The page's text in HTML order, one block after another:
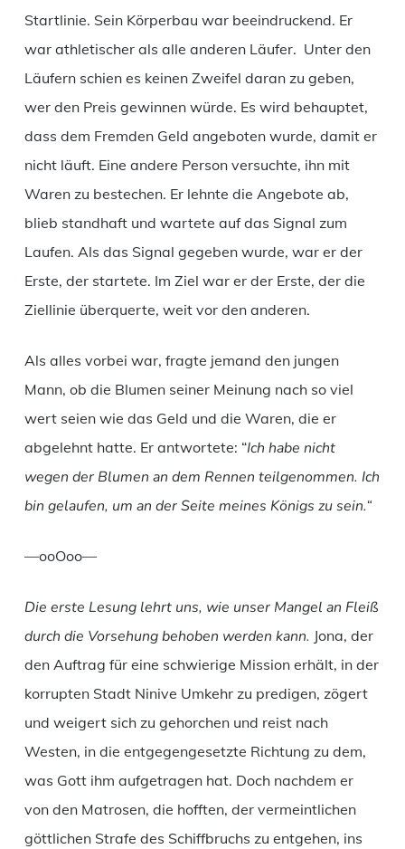
Startlinie. Sein Körperbau war beeindruckend. Er
war athletischer als alle anderen Läufer. Unter den
Läufern schien es keinen Zweifel daran zu geben,
wer den Preis gewinnen würde. Es wird behauptet,
dass dem Fremden Geld angeboten wurde, damit er
nicht läuft. Eine andere Person versuchte, ihn mit
Waren zu bestechen. Er lehnte die Angebote ab,
blieb standhaft und wartete auf das Signal zum
Laufen. Als das Signal gegeben wurde, war er der
Erste, der startete. Im Ziel war er der Erste, der die
Ziellinie überquerte, weit vor den anderen.
Als alles vorbei war, fragte jemand den jungen
Mann, ob die Blumen seiner Meinung nach so viel
wert seien wie das Geld und die Waren, die er
abgelehnt hatte. Er antwortete: “Ich habe nicht
wegen der Blumen an dem Rennen teilgenommen. Ich
bin gelaufen, um an der Seite meines Königs zu sein.“
—ooOoo—
Die erste Lesung lehrt uns, wie unser Mangel an Fleiß
durch die Vorsehung behoben werden kann. Jona, der
den Auftrag für eine schwierige Mission erhält, in der
korrupten Stadt Ninive Umkehr zu predigen, zögert
und weigert sich zu gehorchen und reist nach
Westen, in die entgegengesetzte Richtung zu dem,
was Gott ihm aufgetragen hat. Doch nachdem er
von den Matrosen, die hofften, der vermeintlichen
göttlichen Strafe des Schiffbruchs zu entgehen, ins